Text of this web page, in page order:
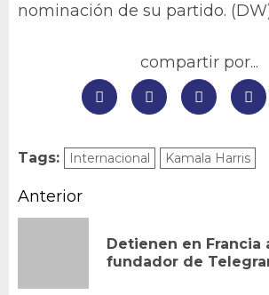
nominación de su partido.
compartir por...
Tags: Internacional Kamala Harris
Navegación
entradas
Anterior
Detienen en Francia
fundador de